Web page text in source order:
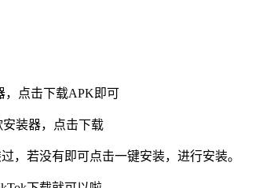
，点击下载APK即可
装器，点击下载
，若没有即可点击一键安装，进行安装。